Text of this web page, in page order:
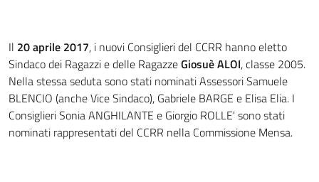
Il 20 aprile 2017, i nuovi Consiglieri del CCRR hanno eletto
Sindaco dei Ragazzi e delle RagazzeGiosuè ALOI, classe 2005.
Nella stessa seduta sono stati nominati Assessori Samuele
BLENCIO (anche Vice Sindaco), Gabriele BARGE e Elisa Elia. I
Consiglieri Sonia ANGHILANTE e Giorgio ROLLE' sono stati
nominati rappresentati del CCRR nella Commissione Mensa.